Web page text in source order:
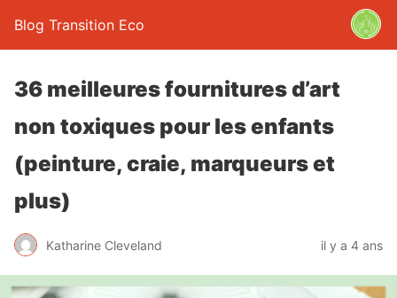
Blog Transition Eco
36 meilleures fournitures d’art
non toxiques pour les enfants
(peinture, craie, marqueurs et
plus)
Katharine Cleveland il y a 4 ans